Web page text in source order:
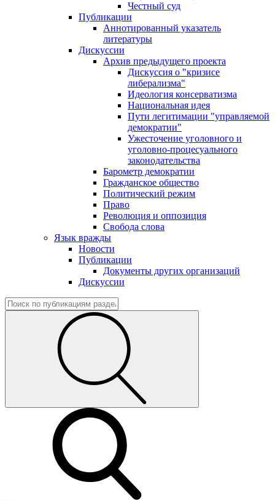
Честный суд
Публикации
Аннотированный указатель
литературы
Дискуссии
Архив предыдущего проекта
Дискуссия о "кризисе
либерализма"
Идеология консерватизма
Национальная идея
Пути легитимации "управляемой
демократии"
Ужесточение уголовного и
уголовно-процесуального
законодательства
Барометр демократии
Гражданское общество
Политический режим
Право
Революция и оппозиция
Свобода слова
Язык вражды
Новости
Публикации
Документы других организаций
Дискуссии